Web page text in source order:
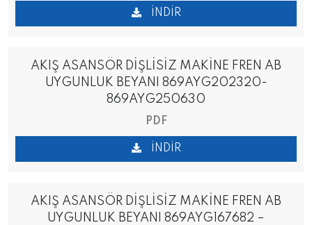
İNDIR
AKIŞ ASANSÖR DİŞLİSİZ MAKİNE FREN AB
UYGUNLUK BEYANI 869AYG202320-
869AYG250630
PDF
İNDIR
AKIŞ ASANSÖR DİŞLİSİZ MAKİNE FREN AB
UYGUNLUK BEYANI 869AYG167682 –